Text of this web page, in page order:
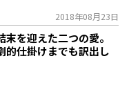
2018年08月23日
を迎えた二つの愛。
的仕掛けまでも訳出し